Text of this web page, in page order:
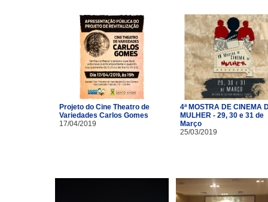
Projeto do Cine Theatro de
Variedades Carlos Gomes
17/04/2019
4ª MOSTRA DE CINEMA
MULHER - 29, 30 e 31 de
Março
25/03/2019